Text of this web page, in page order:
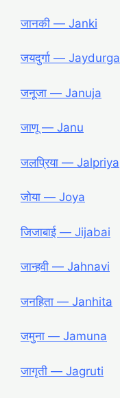
जानकी ― Janki
जयदुर्गा ― Jaydurga
जनूजा ― Januja
जाणू ― Janu
जलप्रिया ― Jalpriya
जोया ― Joya
जिजाबाई ― Jijabai
जान्हवी ― Jahnavi
जनहिता ― Janhita
जमुना ― Jamuna
जागृती ― Jagruti